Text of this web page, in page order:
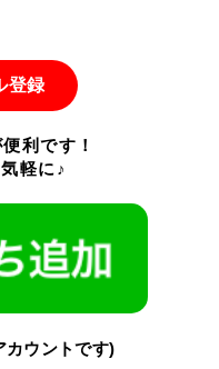
登録
利です！
軽に♪
カウントです)